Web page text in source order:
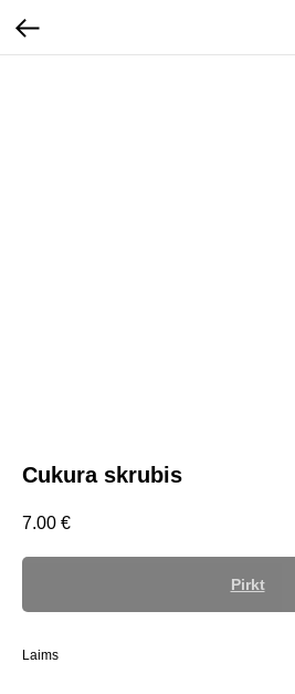
Cukura skrubis
7.00 €
Pirkt
Laims